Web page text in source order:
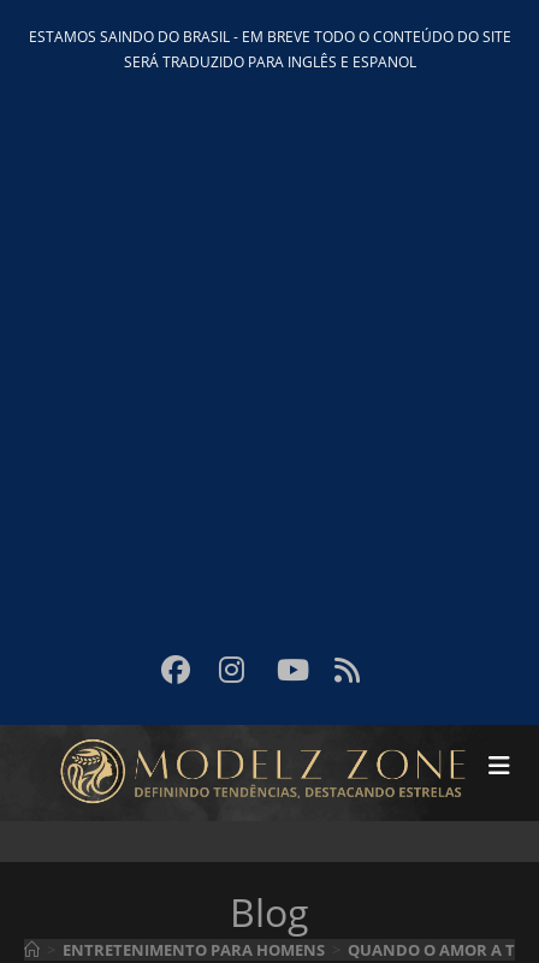
paraESTAMOS SAINDO DO BRASIL - EM BREVE TODO O CONTEÚDO DO SITE
SERÁ TRADUZIDO PARA INGLÊS E ESPANOL
Blog
ENTRETENIMENTO PARA HOMENS QUANDO O AMOR A